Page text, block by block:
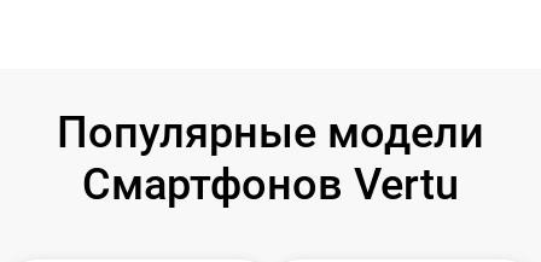
Популярные модели
Смартфонов Vertu